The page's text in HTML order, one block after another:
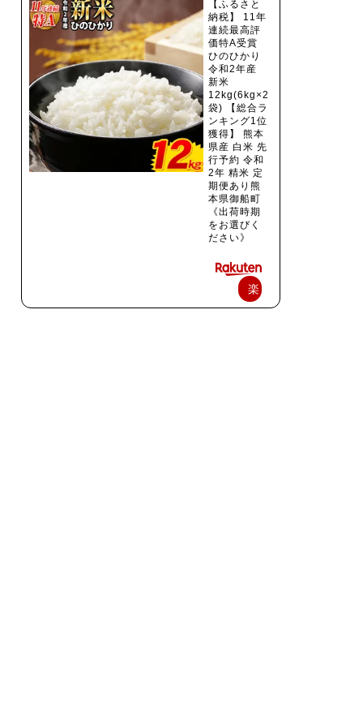
【ふるさと
納税】 11年
連続最高評
価特A受賞
ひのひかり
令和2年産
新米
12kg(6kg×2
袋) 【総合ラ
ンキング1位
獲得】 熊本
県産 白米 先
行予約 令和
2年 精米 定
期便あり熊
本県御船町
《出荷時期
をお選びく
ださい》
楽